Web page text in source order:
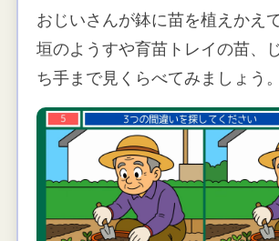
おじいさんが鉢に苗を植えかえ
垣のようすや育苗トレイの苗、
ち手まで見くらべてみましょう。